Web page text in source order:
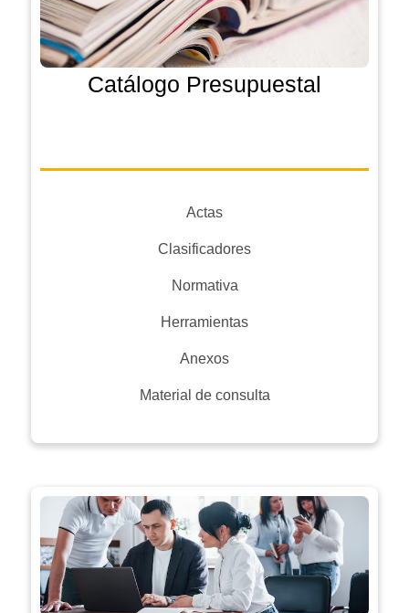
Catálogo Presupuestal
Actas
Clasificadores
Normativa
Herramientas
Anexos
Material de consulta